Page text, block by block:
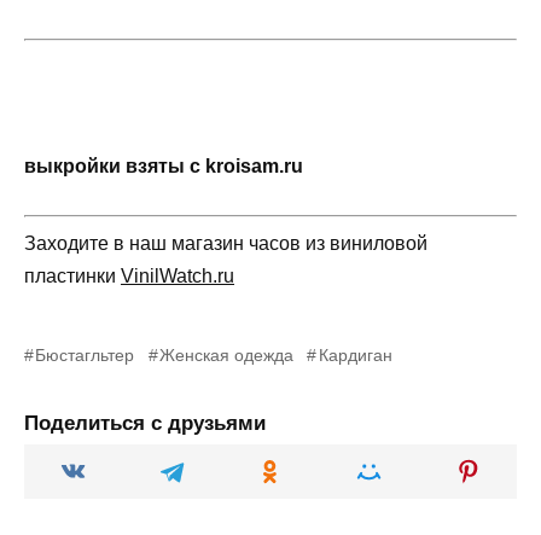
выкройки взяты с kroisam.ru
Заходите в наш магазин часов из виниловой
пластинки VinilWatch.ru
Бюстагльтер Женская одежда Кардиган
Поделиться с друзьями